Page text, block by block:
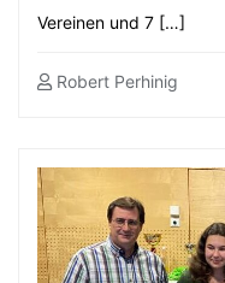
Vereinen und 7 […]
Robert Perhinig